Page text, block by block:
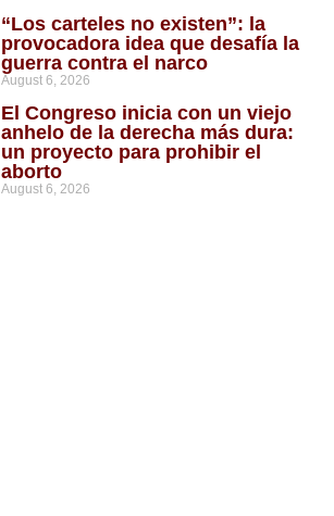
“Los carteles no existen”: la
provocadora idea que desafía la
guerra contra el narco
August 6, 2026
El Congreso inicia con un viejo
anhelo de la derecha más dura:
un proyecto para prohibir el
aborto
August 6, 2026